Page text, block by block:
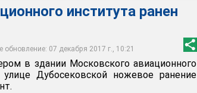
института ранен
07 декабря 2017 г., 10:21
в здании Московского авиационного
улице Дубосековской ножевое ранение